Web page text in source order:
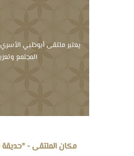
يعتبر ملتقى أبوظبي
المجتمع
مكان الملتقى - "حديقة